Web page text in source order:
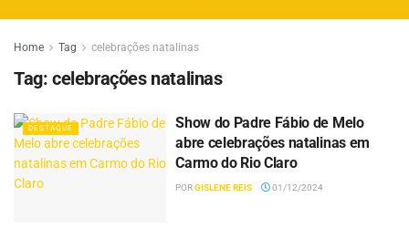
Home Tag celebrações natalinas
Tag: celebrações natalinas
DESTAQUE
Show do Padre Fábio de Melo
abre celebrações natalinas em
Carmo do Rio Claro
PORGISLENE REIS 01/12/2024